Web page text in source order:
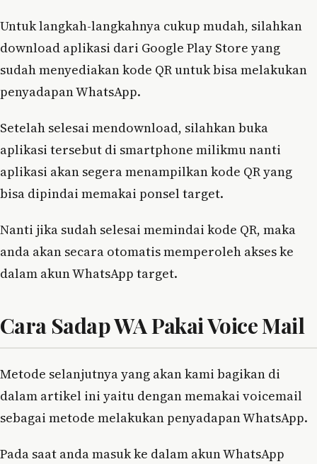
Untuk langkah-langkahnya cukup mudah, silahkan
download aplikasi dari Google Play Store yang
sudah menyediakan kode QR untuk bisa melakukan
penyadapan WhatsApp.
Setelah selesai mendownload, silahkan buka
aplikasi tersebut di smartphone milikmu nanti
aplikasi akan segera menampilkan kode QR yang
bisa dipindai memakai ponsel target.
Nanti jika sudah selesai memindai kode QR, maka
anda akan secara otomatis memperoleh akses ke
dalam akun WhatsApp target.
Cara Sadap WA Pakai Voice Mail
Metode selanjutnya yang akan kami bagikan di
dalam artikel ini yaitu dengan memakai voicemail
sebagai metode melakukan penyadapan WhatsApp.
Pada saat anda masuk ke dalam akun WhatsApp